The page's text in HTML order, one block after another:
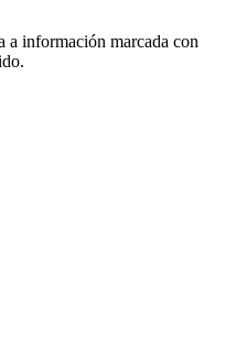
a información marcada con